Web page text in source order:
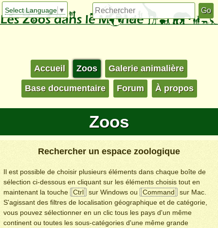
Select Language ▼
Accueil Zoos Galerie animalière
Base documentaire Forum À propos
Zoos
Rechercher un espace zoologique
Il est possible de choisir plusieurs éléments dans chaque boîte de
sélection ci-dessous en cliquant sur les éléments choisis tout en
maintenant la touche
Ctrl sur Windows ou Command
sur Mac.
S'agissant des filtres de localisation géographique et de catégorie,
vous pouvez sélectionner en un clic tous les pays d'un même
continent ou toutes les sous-catégories d'une même grande